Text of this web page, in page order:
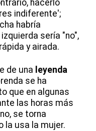
hacerlo
indiferente';
habría
sería "no",
y airada.
de una leyenda
se ha
que en algunas
las horas más
se torna
la usa la mujer.